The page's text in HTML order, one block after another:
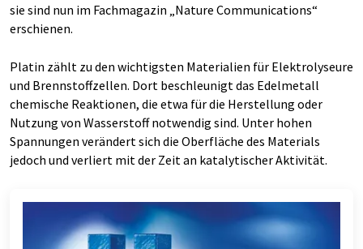
sie sind nun im Fachmagazin „Nature Communications“
erschienen.
Platin zählt zu den wichtigsten Materialien für Elektrolyseure
und Brennstoffzellen. Dort beschleunigt das Edelmetall
chemische Reaktionen, die etwa für die Herstellung oder
Nutzung von Wasserstoff notwendig sind. Unter hohen
Spannungen verändert sich die Oberfläche des Materials
jedoch und verliert mit der Zeit an katalytischer Aktivität.